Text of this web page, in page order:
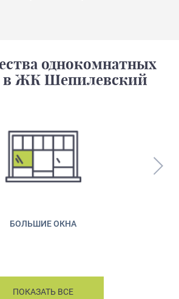
однокомнатных
в ЖК Шепилевский
БОЛЬШИЕ ОКНА
ПОКАЗАТЬ ВСЕ